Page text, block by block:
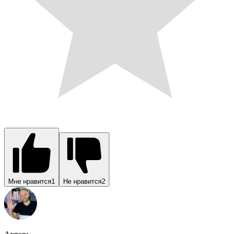
Мне нравится1 Не нравится2